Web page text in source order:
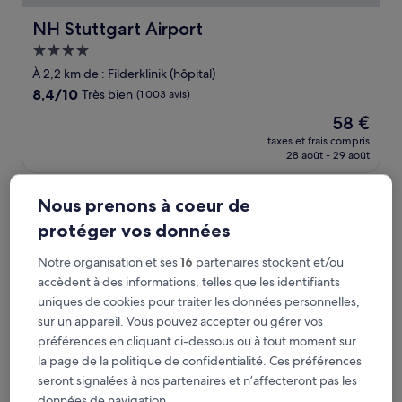
NH Stuttgart Airport
NH Stuttgart Airport
Hébergement
4.0 étoiles
À 2,2 km de : Filderklinik (hôpital)
8.4
(1 003 avis)
8,4/10 Très bien (1 003 avis)
Le
nouveau
prix
58 €
taxes et frais compris
28 août - 29 août
Nous prenons à coeur de
protéger vos données
Notre organisation et ses16 partenaires stockent et/ou
accèdent à des informations, telles que les identifiants
uniques de cookies pour traiter les données personnelles,
sur un appareil. Vous pouvez accepter ou gérer vos
préférences en cliquant ci-dessous ou à tout moment sur
la page de la politique de confidentialité. Ces préférences
seront signalées à nos partenaires et n’affecteront pas les